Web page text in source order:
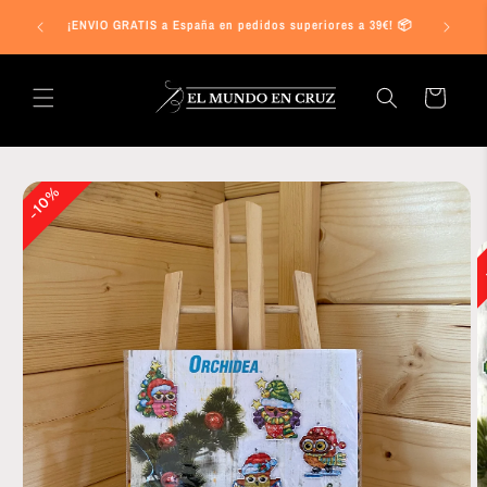
directamente
25€ en ¡ENVIO GRATIS a España en pedidos superiores a 39€! 📦
Carrito
directamente
a la
información
del producto
10%